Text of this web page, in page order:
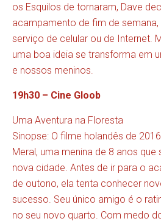
os Esquilos de tornaram, Dave
acampamento de fim de semana,
serviço de celular ou de Internet.
uma boa ideia se transforma em
e nossos meninos.
19h30 – Cine Gloob
Uma Aventura na Floresta
Sinopse: O filme holandês de
Meral, uma menina de 8 anos que
nova cidade. Antes de ir para o
de outono, ela tenta conhecer
sucesso. Seu único amigo é o
no seu novo quarto. Com medo